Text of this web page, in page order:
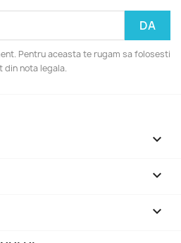
Pentru aceasta te rugam sa folosesti
nota legala.


